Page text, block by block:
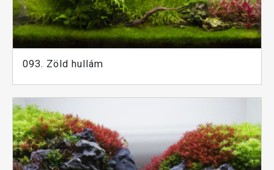
093. Zöld hullám